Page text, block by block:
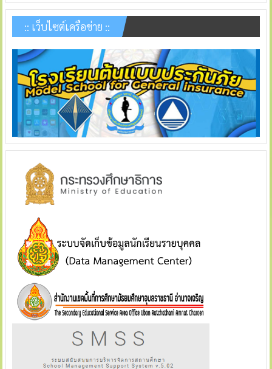
:: เว็บไซต์เครือข่าย ::